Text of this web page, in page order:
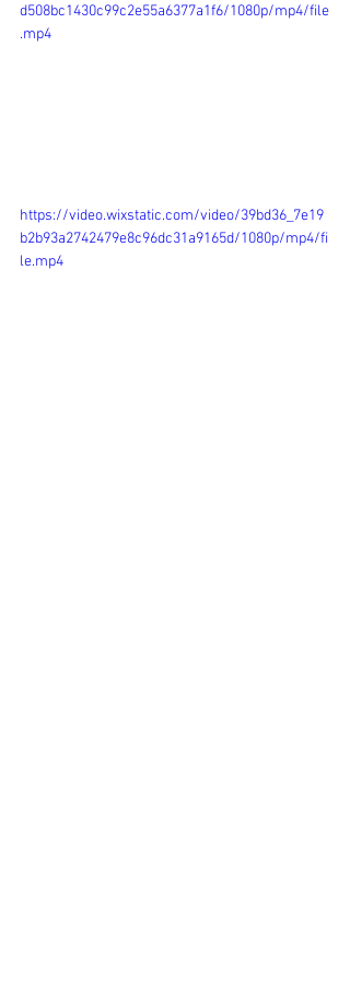
d508bc1430c99c2e55a6377a1f6/1080p/mp4/file
.mp4
https://video.wixstatic.com/video/39bd36_7e19
b2b93a2742479e8c96dc31a9165d/1080p/mp4/fi
le.mp4